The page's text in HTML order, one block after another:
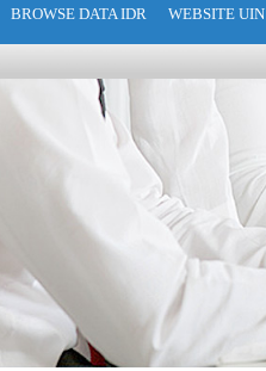
BROWSE DATA IDR WEBSITE